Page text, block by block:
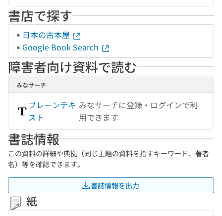
書店で探す
日本の古本屋
Google Book Search
障害者向け資料で読む
みなサーチ
プレーンテキ
スト
みなサーチに登録・ログインで利
用できます
書誌情報
この資料の詳細や典拠（同じ主題の資料を指すキーワード、著者
名）等を確認できます。
書誌情報を出力
紙